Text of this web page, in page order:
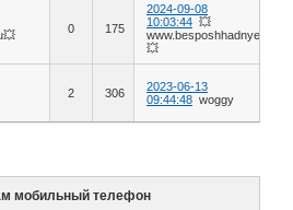
0 175
2024-09-08
10:03:44 💥
www.besposhhadnye.ru
💥
2 306
2023-06-13
09:44:48 woggy
мобильный телефон